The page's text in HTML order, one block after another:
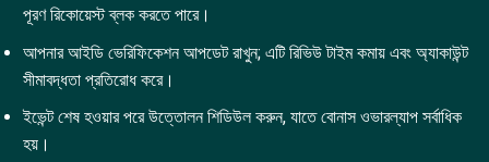
পূরণ রিকোয়েস্ট ব্লক করতে পারে।
আপনার আইডি ভেরিফিকেশন আপডেট রাখুন; এটি রিভিউ টাইম কমায় এবং অ্যাকাউন্ট
সীমাবদ্ধতা প্রতিরোধ করে।
ইভেন্ট শেষ হওয়ার পরে উত্তোলন শিডিউল করুন, যাতে বোনাস ওভারল্যাপ সর্বাধিক
হয়।